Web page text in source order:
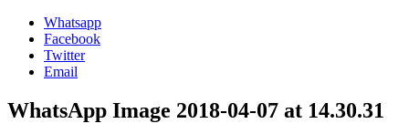
Whatsapp
Facebook
Twitter
Email
WhatsApp Image 2018-04-07 at 14.30.31